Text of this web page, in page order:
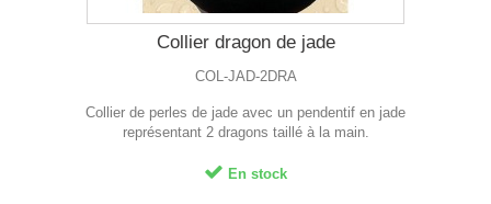
Collier dragon de jade
COL-JAD-2DRA
Collier de perles de jade avec un pendentif en jade
représentant 2 dragons taillé à la main.
En stock